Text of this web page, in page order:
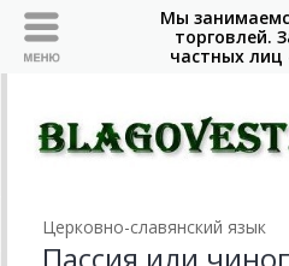
Церковно-славянский язык
Пассия или